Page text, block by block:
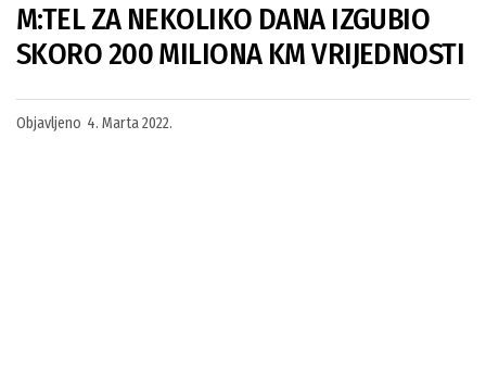
M:TEL ZA NEKOLIKO DANA IZGUBIO
SKORO 200 MILIONA KM VRIJEDNOSTI
Objavljeno 4. Marta 2022.